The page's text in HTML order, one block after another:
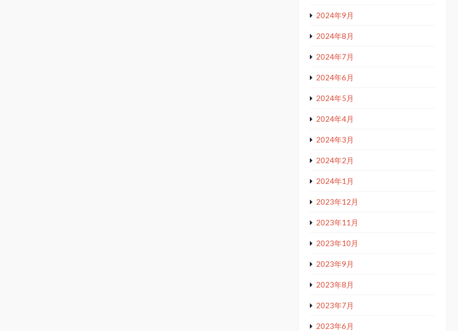
2024年9月
2024年8月
2024年7月
2024年6月
2024年5月
2024年4月
2024年3月
2024年2月
2024年1月
2023年12月
2023年11月
2023年10月
2023年9月
2023年8月
2023年7月
2023年6月